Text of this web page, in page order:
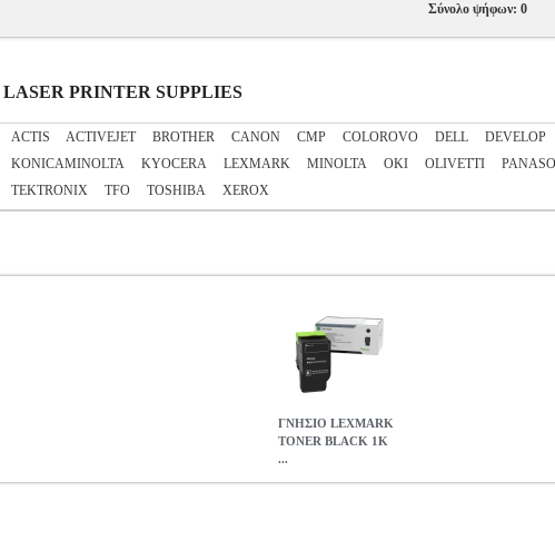
Σύνολο ψήφων: 0
LASER PRINTER SUPPLIES
ACTIS ACTIVEJET BROTHER CANON CMP COLOROVO DELL DEVELOP
KONICAMINOLTA
KYOCERA LEXMARK MINOLTA OKI OLIVETTI
TEKTRONIX
TFO TOSHIBA XEROX
ΓΝΗΣΙΟ LEXMARK
TONER BLACK 1K
...